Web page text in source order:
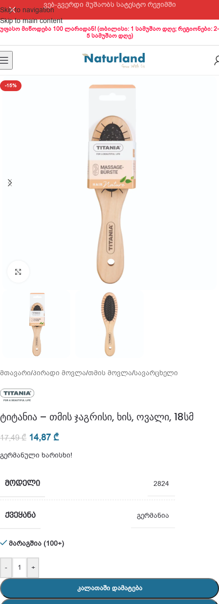
Skip to navigation
Skip to main content
ვებ-გვერდი მუშაობს სატესტო რეჟიმში
უფასო მიწოდება 100 ლარიდან! (თბილისი: 1 სამუშაო დღე; რეგიონები: 2-
5 სამუშაო დღე)
-15%
მთავარი/პირადი მოვლა/თმის მოვლა/სავარცხელი
ტიტანია – თმის ჯაგრისი, ხის, ოვალი, 18სმ
17,49₾ 14,87 ₾
გერმანული ხარისხი!
ᲛᲝᲓᲔᲚᲘ 2824
ᲥᲕᲔᲧᲐᲜᲐ გერმანია
მარაგშია (100+)
- +
ᲙᲐᲚᲐᲗᲐᲨᲘ ᲓᲐᲛᲐᲢᲔᲑᲐ